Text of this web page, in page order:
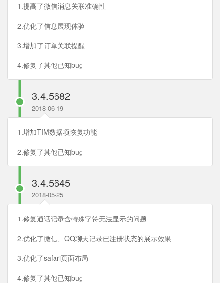
1.提高了微信消息关联准确性
2.优化了信息展现体验
3.增加了订单关联提醒
4.修复了其他已知bug
3.4.5682
2018-06-19
1.增加TIM数据项恢复功能
2.修复了其他已知bug
3.4.5645
2018-05-25
1.修复通话记录含特殊字符无法显示的问题
2.优化了微信、QQ聊天记录已注册状态的展示效果
3.优化了safari页面布局
4.修复了其他已知bug